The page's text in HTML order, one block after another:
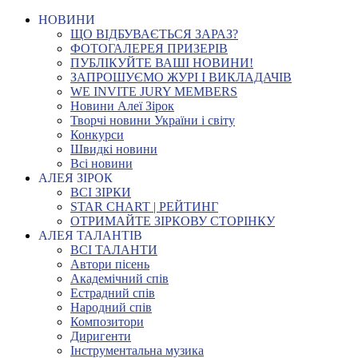
НОВИНИ
ЩО ВІДБУВАЄТЬСЯ ЗАРАЗ?
ФОТОГАЛЕРЕЯ ПРИЗЕРІВ
ПУБЛІКУЙТЕ ВАШІ НОВИНИ!
ЗАПРОШУЄМО ЖУРІ І ВИКЛАДАЧІВ
WE INVITE JURY MEMBERS
Новини Алеї Зірок
Творчі новини України і світу
Конкурси
Швидкі новини
Всі новини
АЛЕЯ ЗІРОК
ВСІ ЗІРКИ
STAR CHART | РЕЙТИНГ
ОТРИМАЙТЕ ЗІРКОВУ СТОРІНКУ
АЛЕЯ ТАЛАНТІВ
ВСІ ТАЛАНТИ
Автори пісень
Академічний спів
Естрадний спів
Народний спів
Композитори
Диригенти
Інструментальна музика